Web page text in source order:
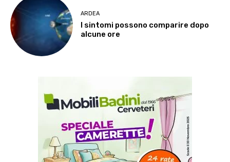
ARDEA
I sintomi possono comparire dopo
alcune ore